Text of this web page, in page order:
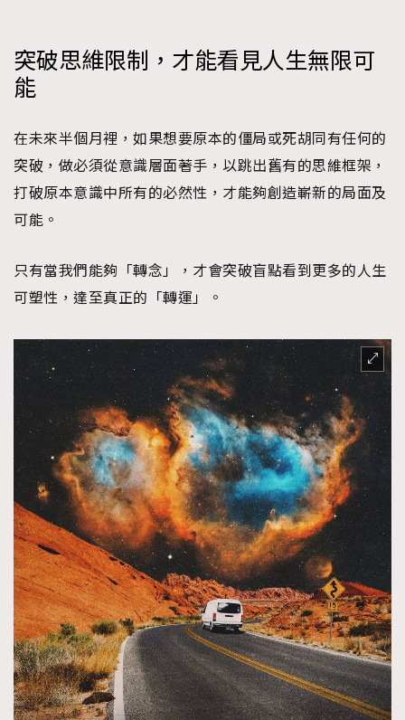
TRENDING
AFrenchMind
DressLikeAParisienne
EmpowerF
FashionWeek FigaroAesthetic
突破思維限制，才能看見人生無限可
能
在未來半個月裡，如果想要原本的僵局或死胡同有任何的
突破，做必須從意識層面著手，以跳出舊有的思維框架，
打破原本意識中所有的必然性，才能夠創造嶄新的局面及
可能。
只有當我們能夠「轉念」，才會突破盲點看到更多的人生
可塑性，達至真正的「轉運」。